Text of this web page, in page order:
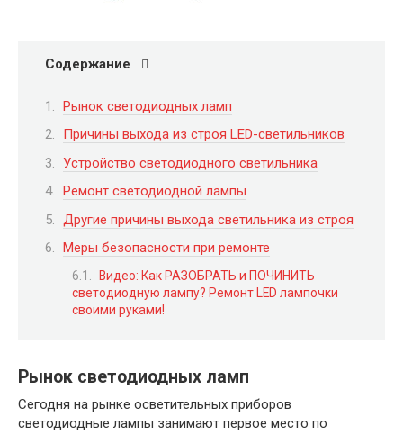
Содержание
Рынок светодиодных ламп
Причины выхода из строя LED-светильников
Устройство светодиодного светильника
Ремонт светодиодной лампы
Другие причины выхода светильника из строя
Меры безопасности при ремонте
Видео: Как РАЗОБРАТЬ и ПОЧИНИТЬ
светодиодную лампу? Ремонт LED лампочки
своими руками!
Рынок светодиодных ламп
Сегодня на рынке осветительных приборов
светодиодные лампы занимают первое место по